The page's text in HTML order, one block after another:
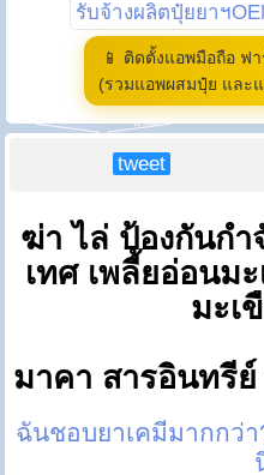
รับจ้างผลิตปุ๋ยยาฯ
📱 ติดตั้งแอพมือถือ ฟ
(รวมแอพผสมปุ๋ย และ
tweet
ฆ่า ไล่ ป้องกันกำ
เทศ เพลี้ยอ่อนม
มะเ
มาคา สารอินทรี
ฉันชอบยาเคมีมากกว่